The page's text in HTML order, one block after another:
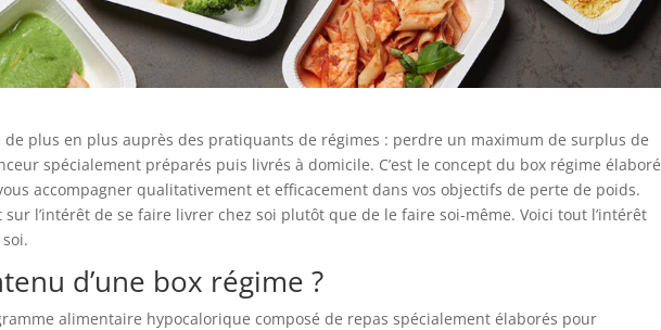
de plus en plus auprès des pratiquants de régimes : perdre un maximum de surplus de
spécialement préparés puis livrés à domicile. C’est le concept du box régime élaboré
accompagner qualitativement et efficacement dans vos objectifs de perte de poids.
sur l’intérêt de se faire livrer chez soi plutôt que de le faire soi-même. Voici tout l’intérêt
d’une box régime ?
alimentaire hypocalorique composé de repas spécialement élaborés pour